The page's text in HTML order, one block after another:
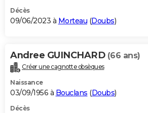
Décès
09/06/2023 à Morteau (Doubs)
Andree GUINCHARD (66 ans)
Créer une cagnotte obsèques
Naissance
03/09/1956 à Bouclans (Doubs)
Décès